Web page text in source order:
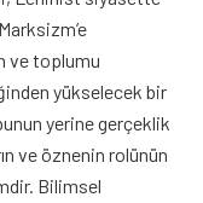
ve toplumu
yükselecek bir
yerine gerçeklik
ve öznenin rolünün
Bilimsel